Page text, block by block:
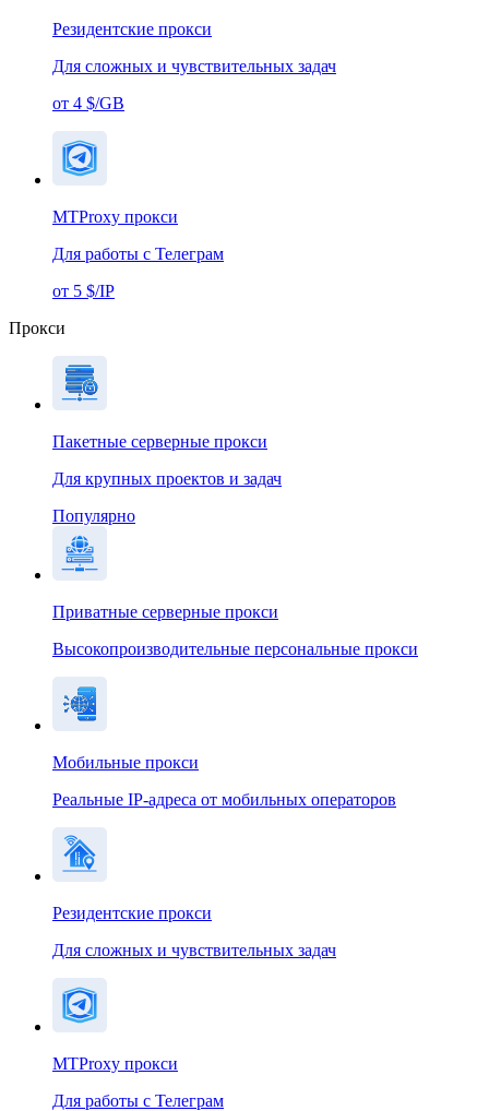
Резидентские прокси
Для сложных и чувствительных задач
от 4 $/GB
MTProxy прокси
Для работы с Телеграм
от 5 $/IP
Прокси
Пакетные серверные прокси
Для крупных проектов и задач
Популярно
Приватные серверные прокси
Высокопроизводительные персональные прокси
Мобильные прокси
Реальные IP-адреса от мобильных операторов
Резидентские прокси
Для сложных и чувствительных задач
MTProxy прокси
Для работы с Телеграм